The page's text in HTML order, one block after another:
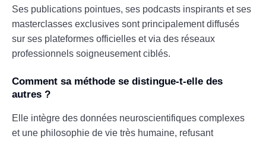
Ses publications pointues, ses podcasts inspirants et ses
masterclasses exclusives sont principalement diffusés
sur ses plateformes officielles et via des réseaux
professionnels soigneusement ciblés.
Comment sa méthode se distingue-t-elle des
autres ?
Elle intègre des données neuroscientifiques complexes
et une philosophie de vie très humaine, refusant